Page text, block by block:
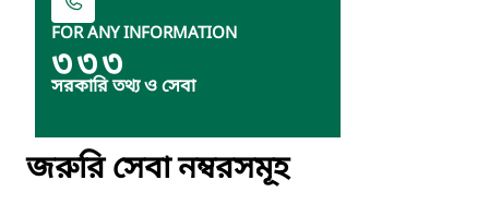
FOR ANY INFORMATION
৩৩৩
সরকারি তথ্য ও সেবা
জরুরি সেবা নম্বরসমূহ